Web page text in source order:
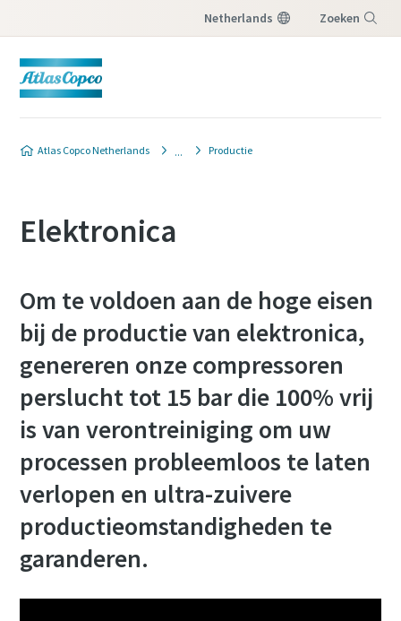
Netherlands Zoeken
Atlas Copco Netherlands Productie
Elektronica
Om te voldoen aan de hoge eisen
bij de productie van elektronica,
genereren onze compressoren
perslucht tot 15 bar die 100% vrij
is van verontreiniging om uw
processen probleemloos te laten
verlopen en ultra-zuivere
productieomstandigheden te
garanderen.